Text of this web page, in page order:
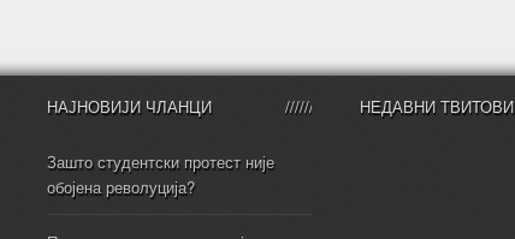
НАЈНОВИЈИ ЧЛАНЦИ
Зашто студентски протест није
обојена револуција?
НЕДАВНИ ТВИТОВИ